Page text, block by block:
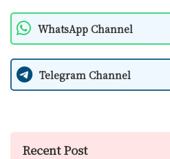
WhatsApp Channel
Telegram Channel
Recent Post